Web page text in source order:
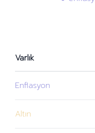
Varlık
Enflasyon
Altın